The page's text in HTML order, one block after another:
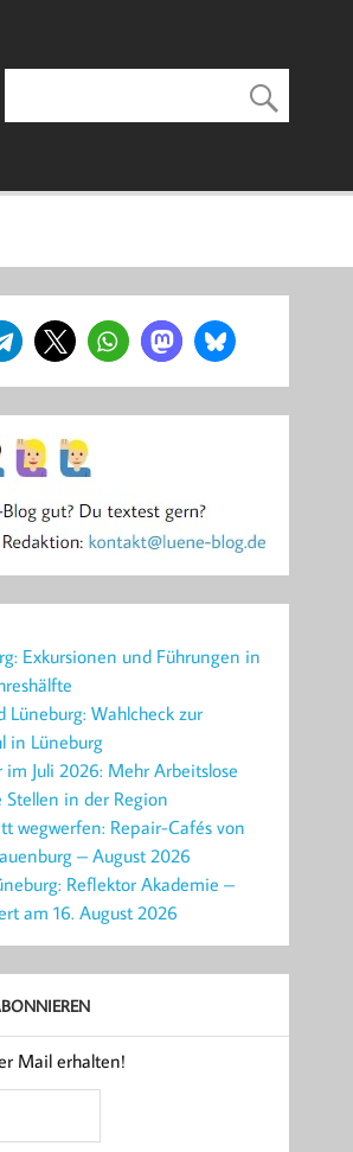
Exkursionen und Führungen in
Lüneburg: Wahlcheck zur
in Lüneburg
Juli 2026: Mehr Arbeitslose
in der Region
wegwerfen: Repair-Cafés von
– August 2026
Reflektor Akademie –
am 16. August 2026
Mail erhalten!